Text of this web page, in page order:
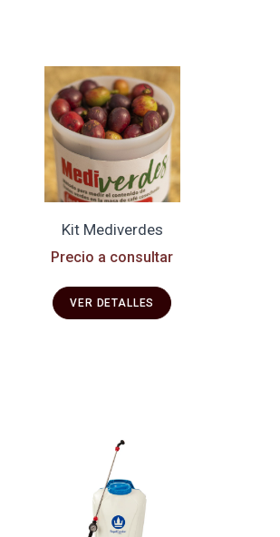
Kit Mediverdes
Precio a consultar
VER DETALLES